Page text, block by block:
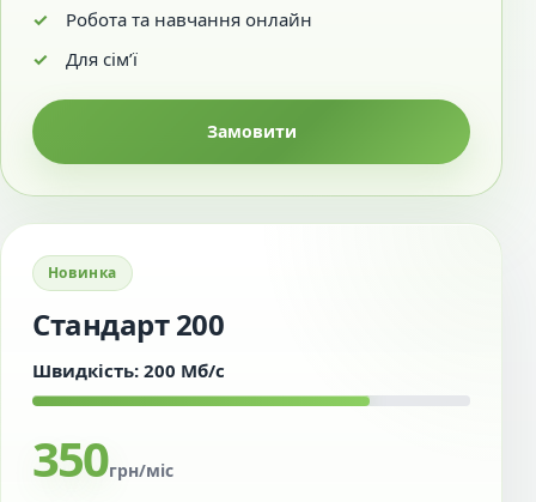
Робота та навчання онлайн
Для сім’ї
Замовити
Новинка
Стандарт 200
Швидкість: 200 Мб/с
350грн/міс